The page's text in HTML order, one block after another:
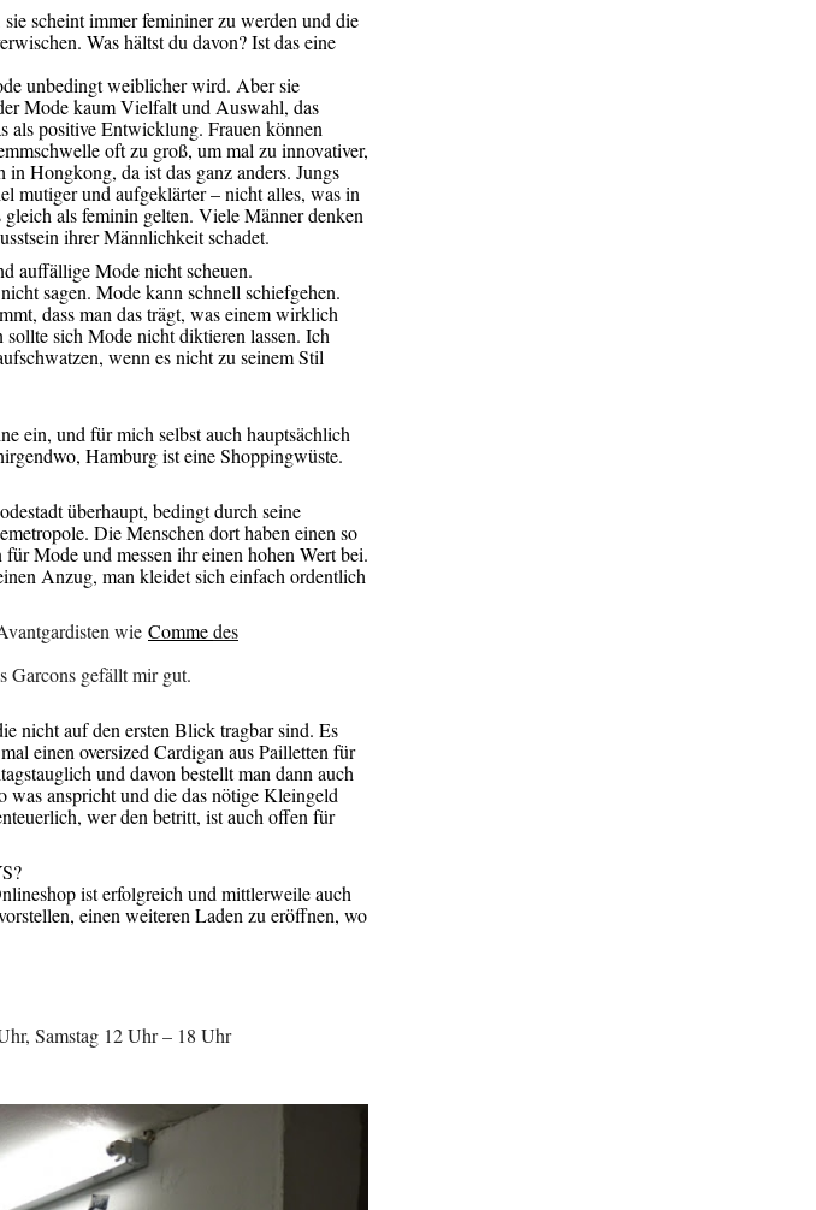
scheint immer femininer zu werden und die
Was hältst du davon? Ist das eine
unbedingt weiblicher wird. Aber sie
Mode kaum Vielfalt und Auswahl, das
als positive Entwicklung. Frauen können
oft zu groß, um mal zu innovativer,
Hongkong, da ist das ganz anders. Jungs
mutiger und aufgeklärter – nicht alles, was in
als feminin gelten. Viele Männer denken
ihrer Männlichkeit schadet.
auffällige Mode nicht scheuen.
sagen. Mode kann schnell schiefgehen.
dass man das trägt, was einem wirklich
sich Mode nicht diktieren lassen. Ich
wenn es nicht zu seinem Stil
ein, und für mich selbst auch hauptsächlich
Hamburg ist eine Shoppingwüste.
überhaupt, bedingt durch seine
Die Menschen dort haben einen so
Mode und messen ihr einen hohen Wert bei.
Anzug, man kleidet sich einfach ordentlich
wie Commedes
Garcons gefällt mir gut.
nicht auf den ersten Blick tragbar sind. Es
einen oversized Cardigan aus Pailletten für
und davon bestellt man dann auch
was anspricht und die das nötige Kleingeld
wer den betritt, ist auch offen für
ist erfolgreich und mittlerweile auch
einen weiteren Laden zu eröffnen, wo
Samstag 12 Uhr – 18 Uhr